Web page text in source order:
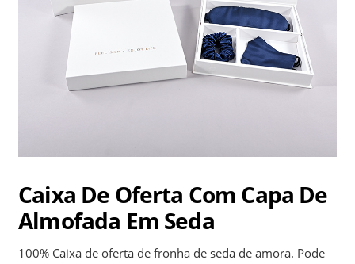
Caixa De Oferta Com Capa De
Almofada Em Seda
100% Caixa de oferta de fronha de seda de amora. Pode